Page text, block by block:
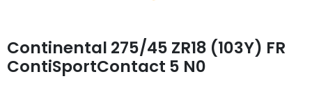
Continental 275/45 ZR18 (103Y) FR
ContiSportContact 5 N0